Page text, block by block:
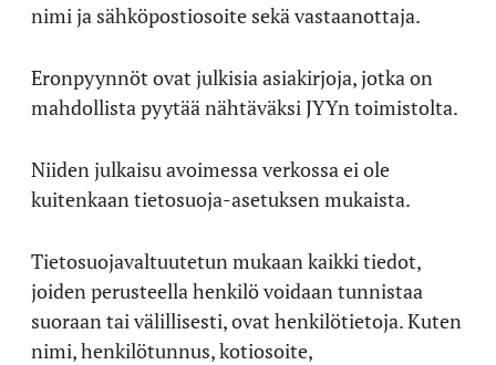
nimi ja sähköpostiosoite sekä vastaanottaja.
Eronpyynnöt ovat julkisia asiakirjoja, jotka on
mahdollista pyytää nähtäväksi JYYn toimistolta.
Niiden julkaisu avoimessa verkossa ei ole
kuitenkaan tietosuoja-asetuksen mukaista.
Tietosuojavaltuutetun mukaan kaikki tiedot,
joiden perusteella henkilö voidaan tunnistaa
suoraan tai välillisesti, ovat henkilötietoja. Kuten
nimi, henkilötunnus, kotiosoite,